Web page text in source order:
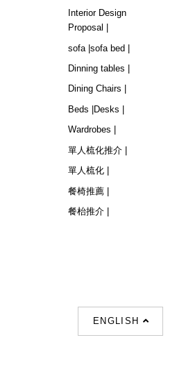
ENGLISH
Interior Design
Proposal |
sofa |sofa bed |
Dinning tables |
Dining Chairs |
Beds |
Desks |
Wardrobes |
單人梳化推介 |
單人梳化 |
餐椅推薦 |
餐枱推介 |